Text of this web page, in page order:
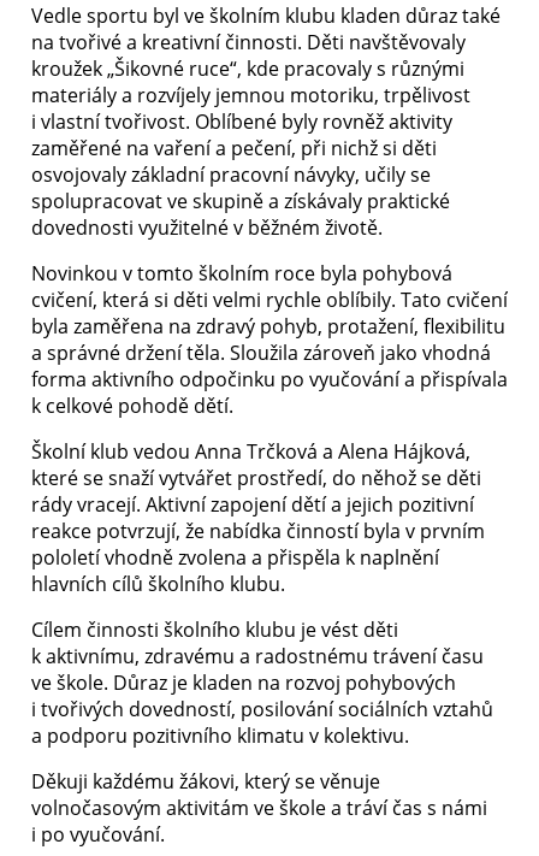
Vedle sportu byl ve školním klubu kladen důraz také
na tvořivé a kreativní činnosti. Děti navštěvovaly
kroužek „Šikovné ruce“, kde pracovaly s různými
materiály a rozvíjely jemnou motoriku, trpělivost
i vlastní tvořivost. Oblíbené byly rovněž aktivity
zaměřené na vaření a pečení, při nichž si děti
osvojovaly základní pracovní návyky, učily se
spolupracovat ve skupině a získávaly praktické
dovednosti využitelné v běžném životě.
Novinkou v tomto školním roce byla pohybová
cvičení, která si děti velmi rychle oblíbily. Tato cvičení
byla zaměřena na zdravý pohyb, protažení, flexibilitu
a správné držení těla. Sloužila zároveň jako vhodná
forma aktivního odpočinku po vyučování a přispívala
k celkové pohodě dětí.
Školní klub vedou Anna Trčková a Alena Hájková,
které se snaží vytvářet prostředí, do něhož se děti
rády vracejí. Aktivní zapojení dětí a jejich pozitivní
reakce potvrzují, že nabídka činností byla v prvním
pololetí vhodně zvolena a přispěla k naplnění
hlavních cílů školního klubu.
Cílem činnosti školního klubu je vést děti
k aktivnímu, zdravému a radostnému trávení času
ve škole. Důraz je kladen na rozvoj pohybových
i tvořivých dovedností, posilování sociálních vztahů
a podporu pozitivního klimatu v kolektivu.
Děkuji každému žákovi, který se věnuje
volnočasovým aktivitám ve škole a tráví čas s námi
i po vyučování.